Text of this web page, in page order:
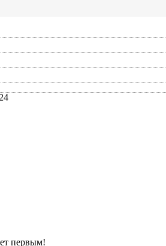
первым!